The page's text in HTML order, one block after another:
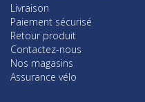
Livraison
Paiement sécurisé
Retour produit
Contactez-nous
Nos magasins
Assurance vélo